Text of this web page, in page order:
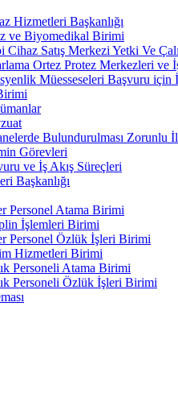
Hizmetleri Başkanlığı
ve Biyomedikal Birimi
Cihaz Satış Merkezi Yetki Ve
Ortez Protez Merkezleri ve
Müesseseleri Başvuru için
Bulundurulması Zorunlu
Görevleri
ve İş Akış Süreçleri
Başkanlığı
Personel Atama Birimi
İşlemleri Birimi
Personel Özlük İşleri Birimi
Hizmetleri Birimi
Personeli Atama Birimi
Personeli Özlük İşleri Birimi